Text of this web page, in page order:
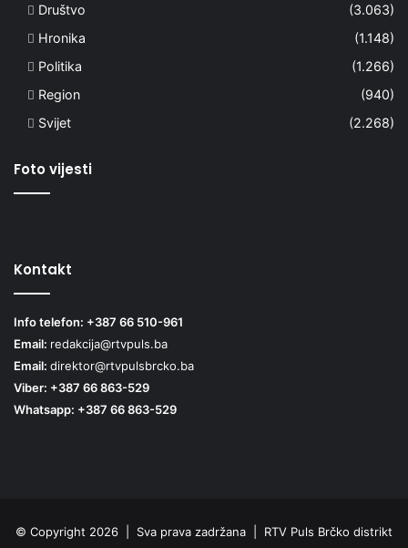
Društvo
(3.063)
Hronika
(1.148)
Politika
(1.266)
Region
(940)
Svijet
(2.268)
Foto vijesti
Kontakt
Info telefon: +387 66 510-961
Email: redakcija@rtvpuls.ba
Email: direktor@rtvpulsbrcko.ba
Viber: +387 66 863-529
Whatsapp: +387 66 863-529
© Copyright 2026 | Sva prava zadržana | RTV Puls Brčko distrikt